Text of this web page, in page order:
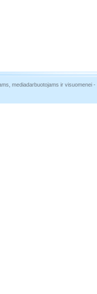
mediadarbuotojams ir visuomenei